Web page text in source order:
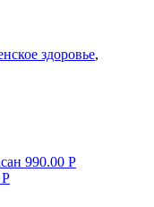
здоровье,
990.00 Р
Р